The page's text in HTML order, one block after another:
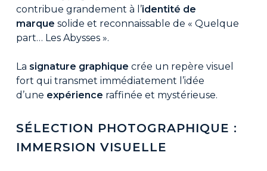
contribue grandement à l’identité de
marque solide et reconnaissable de « Quelque
part… Les Abysses ».
La signature graphique crée un repère visuel
fort qui transmet immédiatement l’idée
d’une expérience raffinée et mystérieuse.
SÉLECTION PHOTOGRAPHIQUE :
IMMERSION VISUELLE